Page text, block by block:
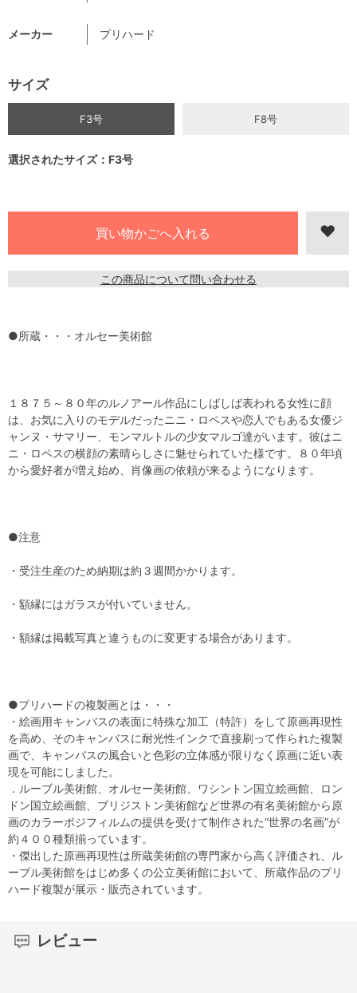
メーカー プリハード
サイズ
F3号 F8号
選択されたサイズ：F3号
この商品について問い合わせる
●所蔵・・・オルセー美術館
１８７５～８０年のルノアール作品にしばしば表われる女性に顔
は、お気に入りのモデルだったニニ・ロペスや恋人でもある女優ジ
ャンヌ・サマリー、モンマルトルの少女マルゴ達がいます。彼はニ
ニ・ロペスの横顔の素晴らしさに魅せられていた様です。８０年頃
から愛好者が増え始め、肖像画の依頼が来るようになります。
●注意
・受注生産のため納期は約３週間かかります。
・額縁にはガラスが付いていません。
・額縁は掲載写真と違うものに変更する場合があります。
●プリハードの複製画とは・・・
・絵画用キャンバスの表面に特殊な加工（特許）をして原画再現性
を高め、そのキャンバスに耐光性インクで直接刷って作られた複製
画で、キャンバスの風合いと色彩の立体感が限りなく原画に近い表
現を可能にしました。
．ルーブル美術館、オルセー美術館、ワシントン国立絵画館、ロン
ドン国立絵画館、ブリジストン美術館など世界の有名美術館から原
画のカラーポジフィルムの提供を受けて制作された“世界の名画”が
約４００種類揃っています。
・傑出した原画再現性は所蔵美術館の専門家から高く評価され、ル
ーブル美術館をはじめ多くの公立美術館において、所蔵作品のプリ
ハード複製が展示・販売されています。
レビュー